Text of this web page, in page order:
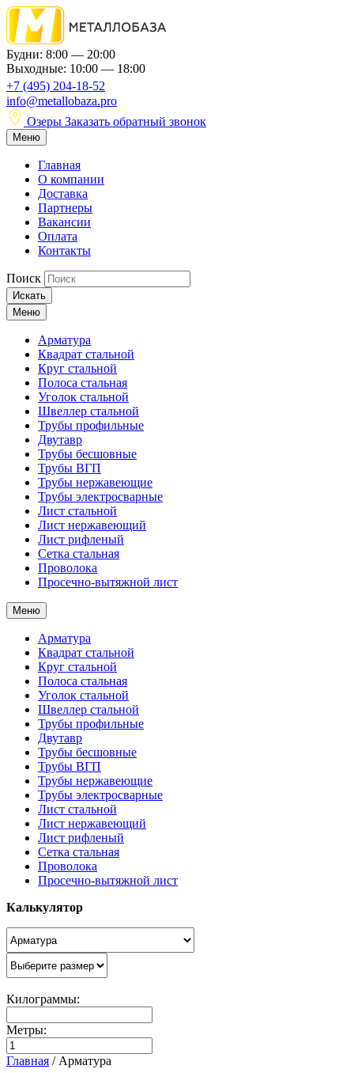
Будни: 8:00 — 20:00
Выходные: 10:00 — 18:00
+7 (495) 204-18-52
info@metallobaza.pro
Озеры Заказать обратный звонок
Меню
Главная
О компании
Доставка
Партнеры
Вакансии
Оплата
Контакты
Поиск
Искать
Меню
Арматура
Квадрат стальной
Круг стальной
Полоса стальная
Уголок стальной
Швеллер стальной
Трубы профильные
Двутавр
Трубы бесшовные
Трубы ВГП
Трубы нержавеющие
Трубы электросварные
Лист стальной
Лист нержавеющий
Лист рифленый
Сетка стальная
Проволока
Просечно-вытяжной лист
Меню
Арматура
Квадрат стальной
Круг стальной
Полоса стальная
Уголок стальной
Швеллер стальной
Трубы профильные
Двутавр
Трубы бесшовные
Трубы ВГП
Трубы нержавеющие
Трубы электросварные
Лист стальной
Лист нержавеющий
Лист рифленый
Сетка стальная
Проволока
Просечно-вытяжной лист
Калькулятор
Килограммы:
Метры:
Главная / Арматура